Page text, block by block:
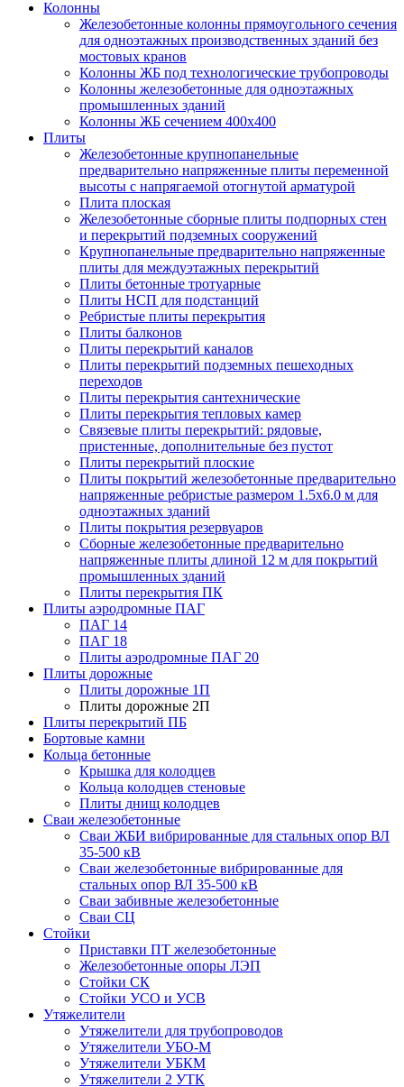
Колонны
Железобетонные колонны прямоугольного сечения
для одноэтажных производственных зданий без
мостовых кранов
Колонны ЖБ под технологические трубопроводы
Колонны железобетонные для одноэтажных
промышленных зданий
Колонны ЖБ сечением 400х400
Плиты
Железобетонные крупнопанельные
предварительно напряженные плиты переменной
высоты с напрягаемой отогнутой арматурой
Плита плоская
Железобетонные сборные плиты подпорных стен
и перекрытий подземных сооружений
Крупнопанельные предварительно напряженные
плиты для междуэтажных перекрытий
Плиты бетонные тротуарные
Плиты НСП для подстанций
Ребристые плиты перекрытия
Плиты балконов
Плиты перекрытий каналов
Плиты перекрытий подземных пешеходных
переходов
Плиты перекрытия сантехнические
Плиты перекрытия тепловых камер
Связевые плиты перекрытий: рядовые,
пристенные, дополнительные без пустот
Плиты перекрытий плоские
Плиты покрытий железобетонные предварительно
напряженные ребристые размером 1.5х6.0 м для
одноэтажных зданий
Плиты покрытия резервуаров
Сборные железобетонные предварительно
напряженные плиты длиной 12 м для покрытий
промышленных зданий
Плиты перекрытия ПК
Плиты аэродромные ПАГ
ПАГ 14
ПАГ 18
Плиты аэродромные ПАГ 20
Плиты дорожные
Плиты дорожные 1П
Плиты дорожные 2П
Плиты перекрытий ПБ
Бортовые камни
Кольца бетонные
Крышка для колодцев
Кольца колодцев стеновые
Плиты днищ колодцев
Сваи железобетонные
Сваи ЖБИ вибрированные для стальных опор ВЛ
35-500 кВ
Сваи железобетонные вибрированные для
стальных опор ВЛ 35-500 кВ
Сваи забивные железобетонные
Сваи СЦ
Стойки
Приставки ПТ железобетонные
Железобетонные опоры ЛЭП
Стойки СК
Стойки УСО и УСВ
Утяжелители
Утяжелители для трубопроводов
Утяжелители УБО-М
Утяжелители УБКМ
Утяжелители 2 УТК